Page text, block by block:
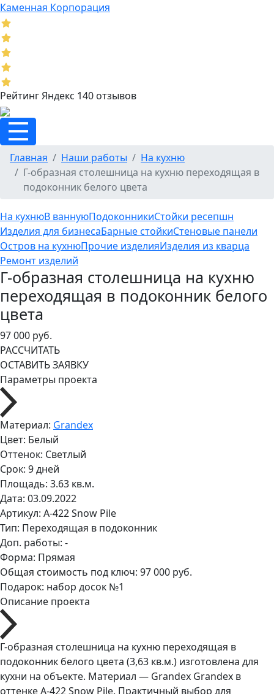
Каменная Корпорация
Рейтинг Яндекс 140 отзывов
Главная Наши работы
На кухню
Г-образная столешница на кухню переходящая в
подоконник белого цвета
На кухнюВ ваннуюПодоконникиСтойки ресепшн
Изделия для бизнесаБарные стойкиСтеновые панели
Остров на кухнюПрочие изделияИзделия из кварца
Ремонт изделий
Г-образная столешница на кухню
переходящая в подоконник белого
цвета
97 000 руб.
РАССЧИТАТЬ
ОСТАВИТЬ ЗАЯВКУ
Параметры проекта
Материал: Grandex
Цвет: Белый
Оттенок: Светлый
Срок: 9 дней
Площадь: 3.63 кв.м.
Дата: 03.09.2022
Артикул: A-422 Snow Pile
Тип: Переходящая в подоконник
Доп. работы: -
Форма: Прямая
Общая стоимость под ключ: 97 000 руб.
Подарок: набор досок №1
Описание проекта
Г-образная столешница на кухню переходящая в
подоконник белого цвета (3,63 кв.м.) изготовлена для
кухни на объекте. Материал — Grandex Grandex в
оттенке A-422 Snow Pile. Практичный выбор для